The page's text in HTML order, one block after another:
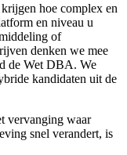
hoe complex en
en niveau u
of
denken we mee
de Wet DBA. We
kandidaten uit de
vervanging waar
snel verandert, is